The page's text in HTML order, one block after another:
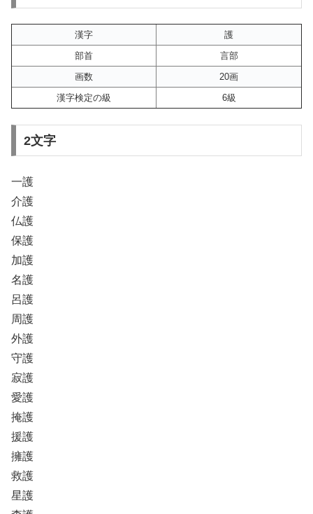
漢字
護
部首
言部
画数
20画
漢字検定の級
6級
2文字
一護
介護
仏護
保護
加護
名護
呂護
周護
外護
守護
寂護
愛護
掩護
援護
擁護
救護
星護